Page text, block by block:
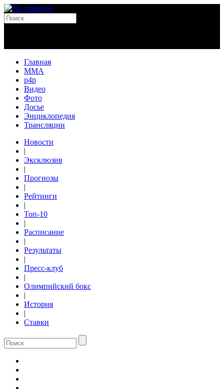
Главная
MMA
p4p
Видео
Фото
Досье
Энциклопедия
Трансляции
Новости
|
Эксклюзив
|
Прогнозы
|
Рейтинги
|
Топ-10
|
Расписание
|
Результаты
|
Пресс-клуб
|
Олимпийский бокс
|
История
|
Ставки